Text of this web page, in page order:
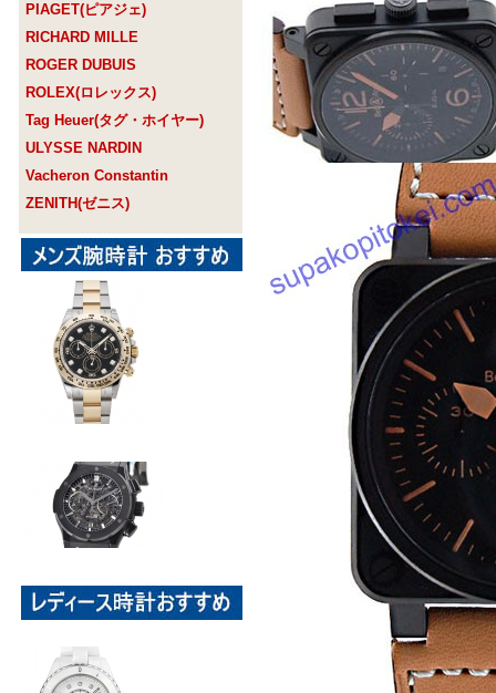
PIAGET(ピアジェ)
RICHARD MILLE
ROGER DUBUIS
ROLEX(ロレックス)
Tag Heuer(タグ・ホイヤー)
ULYSSE NARDIN
Vacheron Constantin
ZENITH(ゼニス)